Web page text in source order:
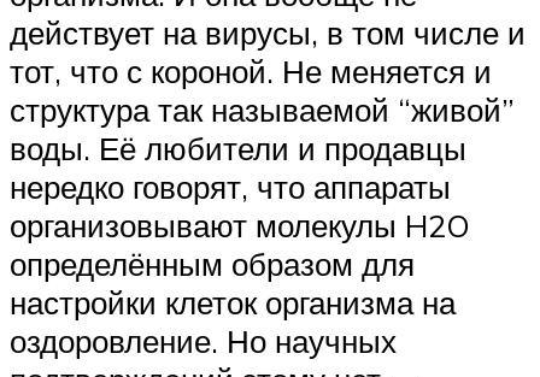
действует на вирусы, в том числе и
тот, что с короной. Не меняется и
структура так называемой “живой”
воды. Её любители и продавцы
нередко говорят, что аппараты
организовывают молекулы H2O
определённым образом для
настройки клеток организма на
оздоровление. Но научных